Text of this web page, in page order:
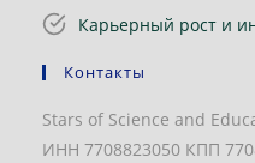
Карьерный рост и
Контакты
Stars of Science and
ИНН 7708823050 КПП